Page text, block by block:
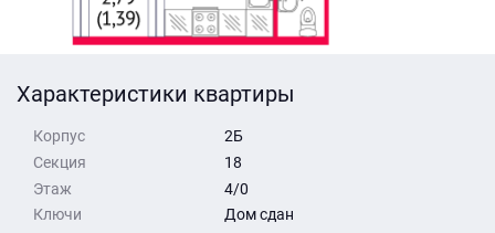
Характеристики квартиры
Корпус
2Б
Секция
18
Этаж
4/0
Ключи
Дом сдан
Отправить
Отправить